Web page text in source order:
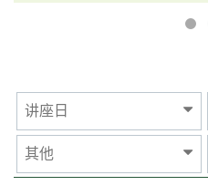
讲座日
其他